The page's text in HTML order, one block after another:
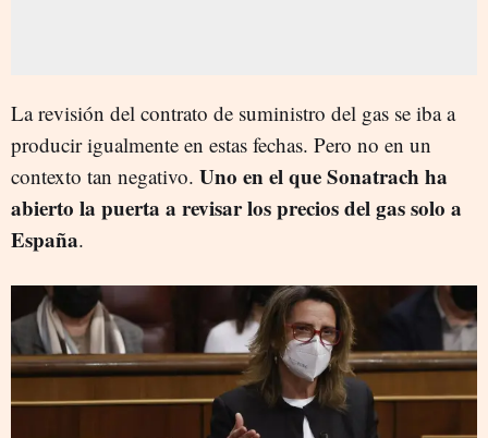
La revisión del contrato de suministro del gas se iba a
producir igualmente en estas fechas. Pero no en un
contexto tan negativo. Uno en el que Sonatrach ha
abierto la puerta a revisar los precios del gas solo a
España.